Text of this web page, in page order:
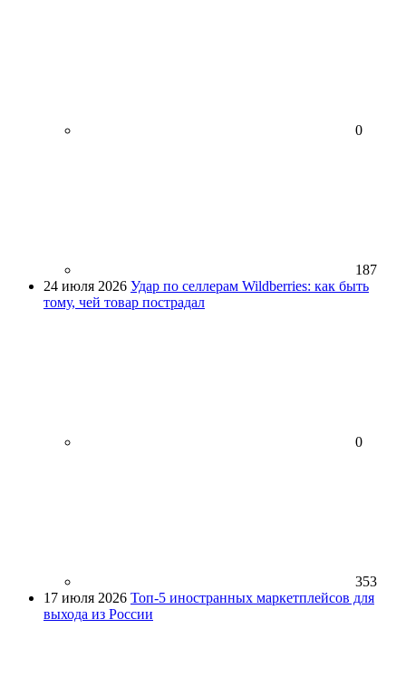
0
187
24 июля 2026 Удар по селлерам Wildberries: как быть
тому, чей товар пострадал
0
353
17 июля 2026 Топ-5 иностранных маркетплейсов для
выхода из России